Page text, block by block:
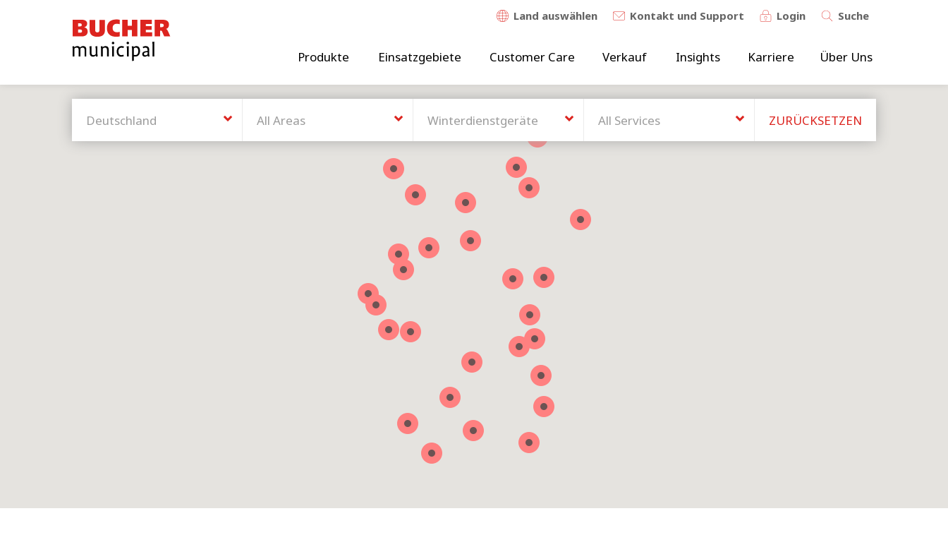
Bucher
Municipal
Land auswählen Kontakt und Support Login Suche
Produkte Einsatzgebiete Customer Care Verkauf Insights Karriere Über Uns
ZURÜCKSETZEN